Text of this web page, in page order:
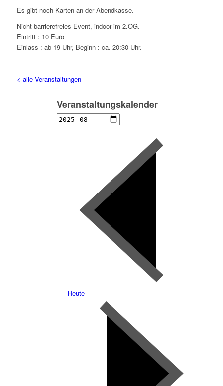
Es gibt noch Karten an der Abendkasse.
Nicht barrierefreies Event, indoor im 2.OG.
Eintritt : 10 Euro
Einlass : ab 19 Uhr, Beginn : ca. 20:30 Uhr.
< alle Veranstaltungen
Veranstaltungskalender
Heute